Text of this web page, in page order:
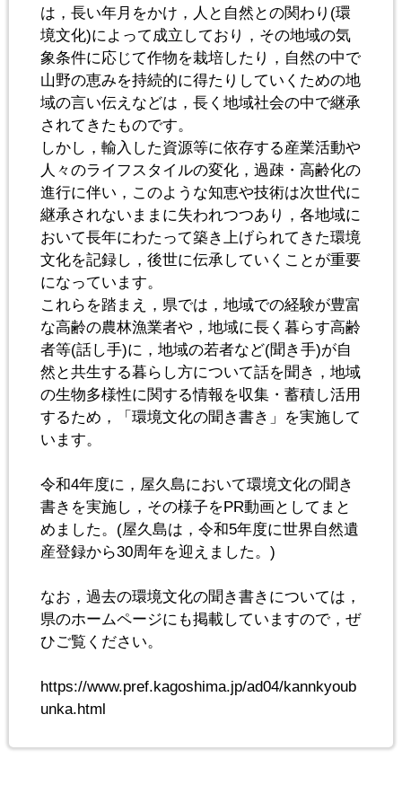
は，長い年月をかけ，人と自然との関わり(環
境文化)によって成立しており，その地域の気
象条件に応じて作物を栽培したり，自然の中で
山野の恵みを持続的に得たりしていくための地
域の言い伝えなどは，長く地域社会の中で継承
されてきたものです。
しかし，輸入した資源等に依存する産業活動や
人々のライフスタイルの変化，過疎・高齢化の
進行に伴い，このような知恵や技術は次世代に
継承されないままに失われつつあり，各地域に
おいて長年にわたって築き上げられてきた環境
文化を記録し，後世に伝承していくことが重要
になっています。
これらを踏まえ，県では，地域での経験が豊富
な高齢の農林漁業者や，地域に長く暮らす高齢
者等(話し手)に，地域の若者など(聞き手)が自
然と共生する暮らし方について話を聞き，地域
の生物多様性に関する情報を収集・蓄積し活用
するため，「環境文化の聞き書き」を実施して
います。
令和4年度に，屋久島において環境文化の聞き
書きを実施し，その様子をPR動画としてまと
めました。(屋久島は，令和5年度に世界自然遺
産登録から30周年を迎えました。)
なお，過去の環境文化の聞き書きについては，
県のホームページにも掲載していますので，ぜ
ひご覧ください。
https://www.pref.kagoshima.jp/ad04/kannkyoub
unka.html